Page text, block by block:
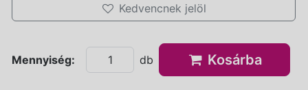
Kedvencnek jelöl
Mennyiség: db Kosárba